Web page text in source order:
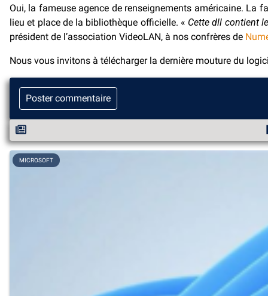
Oui, la fameuse agence de renseignements américaine. La
lieu et place de la bibliothèque officielle. « Cette dll contient
président de l’association VideoLAN, à nos confrères de
Nous vous invitons à télécharger la dernière mouture du
Poster commentaire
MICROSOFT